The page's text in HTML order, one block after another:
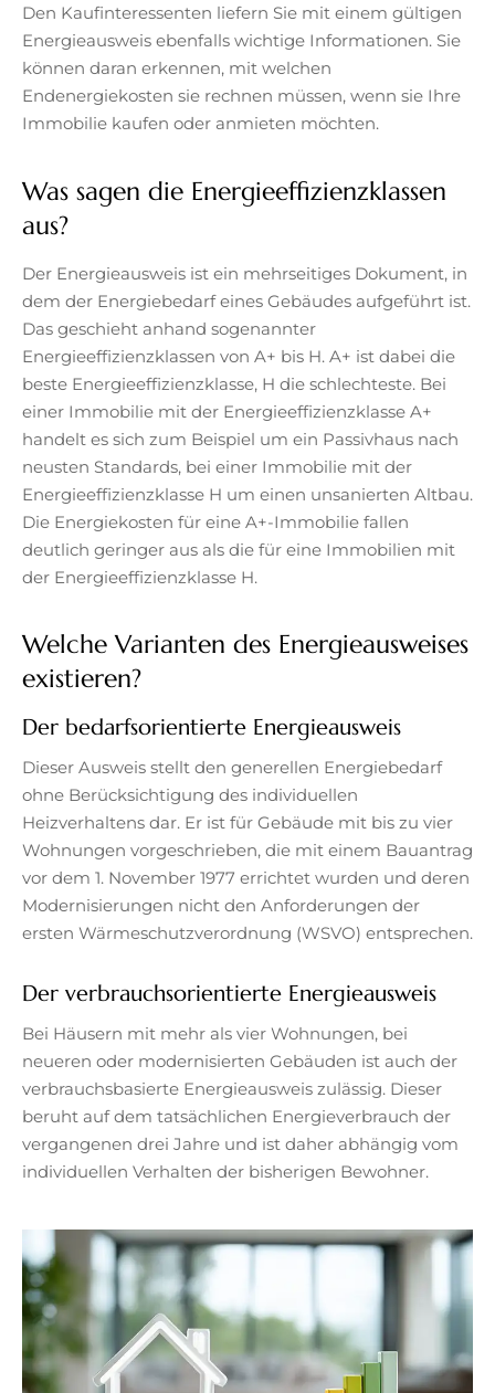
Den Kaufinteressenten liefern Sie mit einem gültigen
Energieausweis ebenfalls wichtige Informationen. Sie
können daran erkennen, mit welchen
Endenergiekosten sie rechnen müssen, wenn sie Ihre
Immobilie kaufen oder anmieten möchten.
Was sagen die Energieeffizienzklassen
aus?
Der Energieausweis ist ein mehrseitiges Dokument, in
dem der Energiebedarf eines Gebäudes aufgeführt ist.
Das geschieht anhand sogenannter
Energieeffizienzklassen von A+ bis H. A+ ist dabei die
beste Energieeffizienzklasse, H die schlechteste. Bei
einer Immobilie mit der Energieeffizienzklasse A+
handelt es sich zum Beispiel um ein Passivhaus nach
neusten Standards, bei einer Immobilie mit der
Energieeffizienzklasse H um einen unsanierten Altbau.
Die Energiekosten für eine A+-Immobilie fallen
deutlich geringer aus als die für eine Immobilien mit
der Energieeffizienzklasse H.
Welche Varianten des Energieausweises
existieren?
Der bedarfsorientierte Energieausweis
Dieser Ausweis stellt den generellen Energiebedarf
ohne Berücksichtigung des individuellen
Heizverhaltens dar. Er ist für Gebäude mit bis zu vier
Wohnungen vorgeschrieben, die mit einem Bauantrag
vor dem 1. November 1977 errichtet wurden und deren
Modernisierungen nicht den Anforderungen der
ersten Wärmeschutzverordnung (WSVO) entsprechen.
Der verbrauchsorientierte Energieausweis
Bei Häusern mit mehr als vier Wohnungen, bei
neueren oder modernisierten Gebäuden ist auch der
verbrauchsbasierte Energieausweis zulässig. Dieser
beruht auf dem tatsächlichen Energieverbrauch der
vergangenen drei Jahre und ist daher abhängig vom
individuellen Verhalten der bisherigen Bewohner.